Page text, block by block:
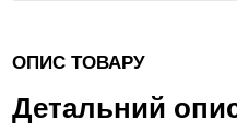
ОПИС ТОВАРУ
Детальний